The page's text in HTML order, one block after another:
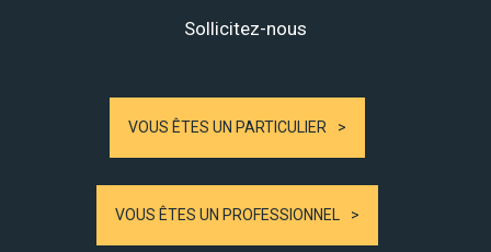
Sollicitez-nous
VOUS ÊTES UN PARTICULIER
VOUS ÊTES UN PROFESSIONNEL